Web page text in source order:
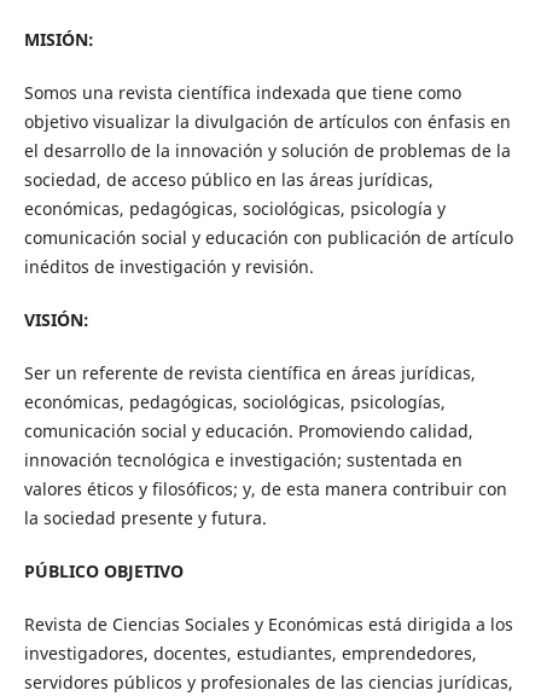
MISIÓN:
Somos una revista científica indexada que tiene como
objetivo visualizar la divulgación de artículos con énfasis en
el desarrollo de la innovación y solución de problemas de la
sociedad, de acceso público en las áreas jurídicas,
económicas, pedagógicas, sociológicas, psicología y
comunicación social y educación con publicación de artículo
inéditos de investigación y revisión.
VISIÓN:
Ser un referente de revista científica en áreas jurídicas,
económicas, pedagógicas, sociológicas, psicologías,
comunicación social y educación. Promoviendo calidad,
innovación tecnológica e investigación; sustentada en
valores éticos y filosóficos; y, de esta manera contribuir con
la sociedad presente y futura.
PÚBLICO OBJETIVO
Revista de Ciencias Sociales y Económicas está dirigida a los
investigadores, docentes, estudiantes, emprendedores,
servidores públicos y profesionales de las ciencias jurídicas,